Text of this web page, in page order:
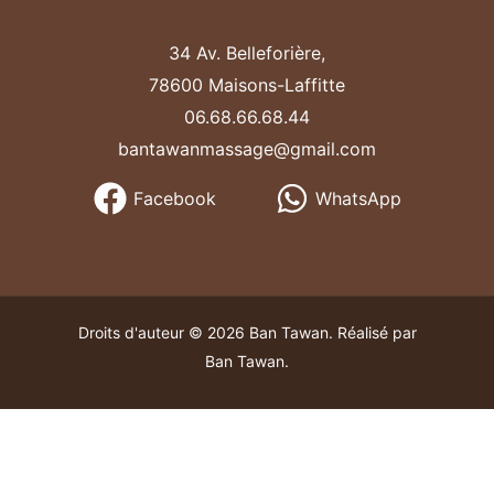
34 Av. Belleforière,
78600 Maisons-Laffitte
06.68.66.68.44
bantawanmassage@gmail.com
Facebook WhatsApp
Droits d'auteur © 2026 Ban Tawan. Réalisé par
Ban Tawan.